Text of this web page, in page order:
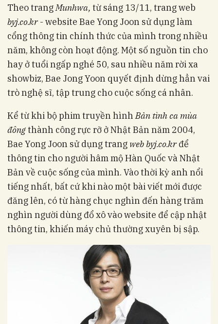
Theo trangMunhwa, từ sáng 13/11, trang web
byj.co.kr- website Bae Yong Joon sử dụng làm
cổng thông tin chính thức của mình trong nhiều
năm, không còn hoạt động. Một số nguồn tin cho
hay ở tuổi ngấp nghé 50, sau nhiều năm rời xa
showbiz, Bae Jong Yoon quyết định dừng hẳn vai
trò nghệ sĩ, tập trung cho cuộc sống cá nhân.
Kể từ khi bộ phim truyền hìnhBản tình ca mùa
đôngthành công rực rỡ ở Nhật Bản năm 2004,
Bae Yong Joon sử dụng trang web byj.co.krđể
thông tin cho người hâm mộ Hàn Quốc và Nhật
Bản về cuộc sống của mình. Vào thời kỳ anh nổi
tiếng nhất, bất cứ khi nào một bài viết mới được
đăng lên, có từ hàng chục nghìn đến hàng trăm
nghìn người dùng đổ xô vào website để cập nhật
thông tin, khiến máy chủ thường xuyên bị sập.